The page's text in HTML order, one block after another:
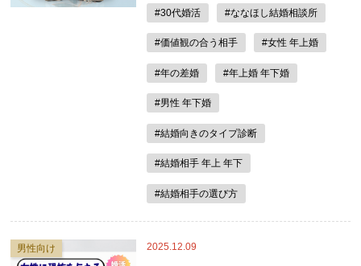
#30代婚活 #ななほし結婚相談所
#価値観の合う相手 #女性 年上婚
#年の差婚 #年上婚 年下婚
#男性 年下婚
#結婚向きのタイプ診断
#結婚相手 年上 年下
#結婚相手の選び方
2025.12.09
男性向け